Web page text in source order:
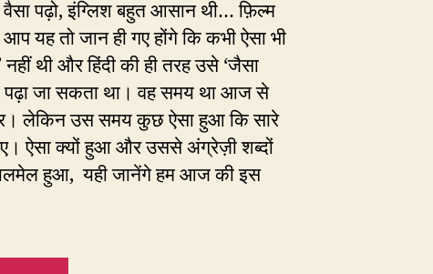
बोला
जाता
था
–
कुट
पढ़ो, इंग्लिश बहुत आसान थी… फ़िल्म
यह तो जान ही गए होंगे कि कभी ऐसा भी
थी और हिंदी की ही तरह उसे ‘जैसा
पढ़ा जा सकता था। वह समय था आज से
लेकिन उस समय कुछ ऐसा हुआ कि सारे
ऐसा क्यों हुआ और उससे अंग्रेज़ी शब्दों
हुआ, यही जानेंगे हम आज की इस